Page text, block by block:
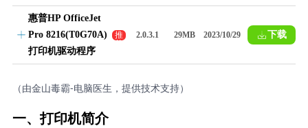
惠普HP OfficeJet
Pro 8216(T0G70A)
打印机驱动程序
推
荐
2.0.3.1 29MB 2023/10/29 下载
（由金山毒霸-电脑医生，提供技术支持）
一、打印机简介